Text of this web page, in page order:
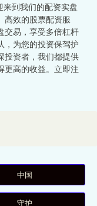
到我们的配资实盘
高效的股票配资服
交易，享受多倍杠杆
，为您的投资保驾护
投资者，我们都提供
更高的收益。立即注
中国
守护